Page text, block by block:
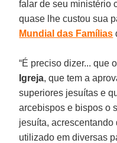
falar de seu ministério
quase lhe custou sua
Mundial das Famílias
“É preciso dizer... que
Igreja, que tem a
superiores jesuítas e
arcebispos e bispos o
jesuíta, acrescentando
utilizado em diversas